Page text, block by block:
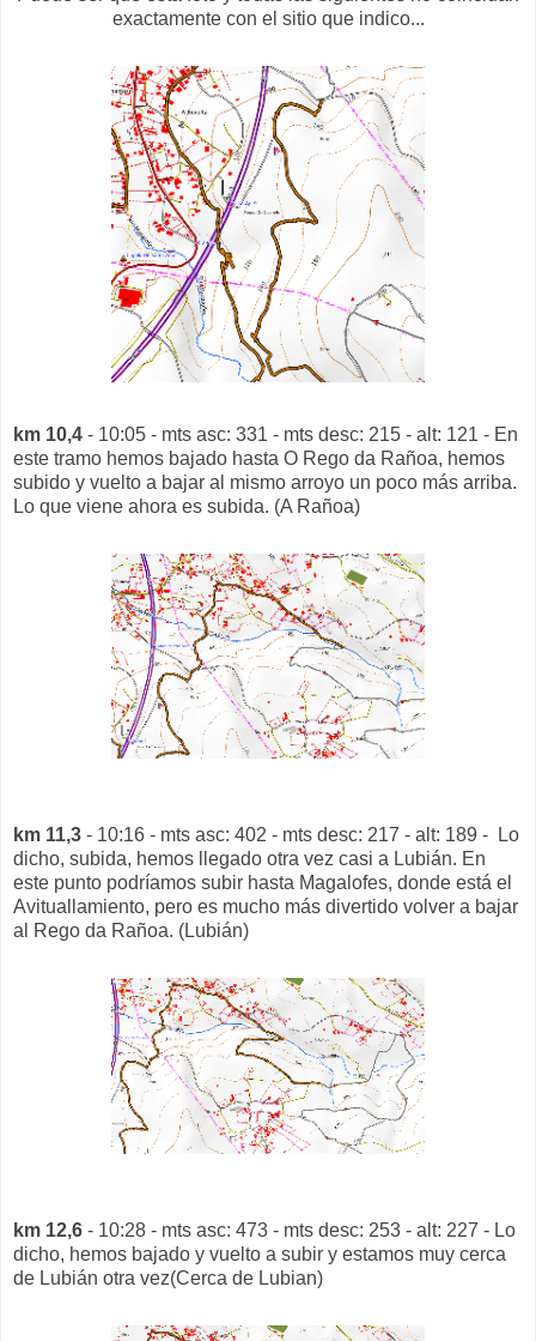
exactamente con el sitio que indico...
km 10,4 - 10:05 - mts asc: 331 - mts desc: 215 - alt: 121 - En
este tramo hemos bajado hasta O Rego da Rañoa, hemos
subido y vuelto a bajar al mismo arroyo un poco más arriba.
Lo que viene ahora es subida. (A Rañoa)
km 11,3 - 10:16 - mts asc: 402 - mts desc: 217 - alt: 189 - Lo
dicho, subida, hemos llegado otra vez casi a Lubián. En
este punto podríamos subir hasta Magalofes, donde está el
Avituallamiento, pero es mucho más divertido volver a bajar
al Rego da Rañoa. (Lubián)
km 12,6 - 10:28 - mts asc: 473 - mts desc: 253 - alt: 227 - Lo
dicho, hemos bajado y vuelto a subir y estamos muy cerca
de Lubián otra vez(Cerca de Lubian)